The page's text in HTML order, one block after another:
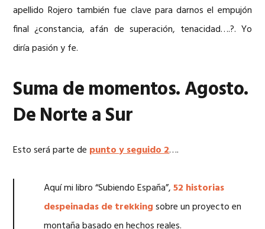
apellido Rojero también fue clave para darnos el empujón
final ¿constancia, afán de superación, tenacidad….?. Yo
diría pasión y fe.
Suma de momentos. Agosto.
De Norte a Sur
Esto será parte de punto y seguido 2….
Aquí mi libro “Subiendo España”,52 historias
despeinadas de trekking sobre un proyecto en